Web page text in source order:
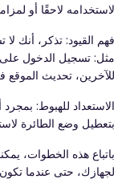
لاستخدامه لاحقًا أو
فهم القيود: تذكر، أنك
مثل: تسجيل الدخول
للآخرين، تحديث
الاستعداد للهبوط:
بتعطيل وضع الطائرة
باتباع هذه الخطوات،
لجهازك، حتى عندما